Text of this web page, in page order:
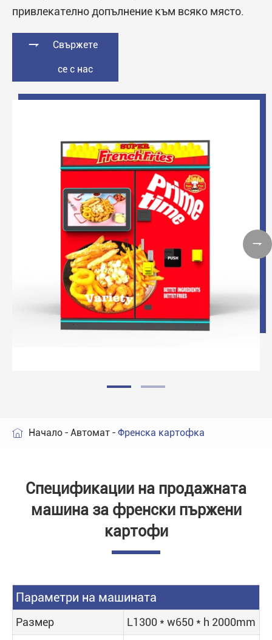
привлекателно допълнение към всяко място.
 Свържете
се с нас

 Начало Автомат Френска картофка
Спецификации на продажната
машина за френски пържени
картофи
Параметри на машината
Размер
L1300 * w650 * h 2000mm